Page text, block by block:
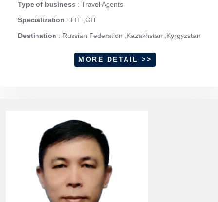
Type of business : Travel Agents
Specialization : FIT ,GIT
Destination : Russian Federation ,Kazakhstan ,Kyrgyzstan
MORE DETAIL >>